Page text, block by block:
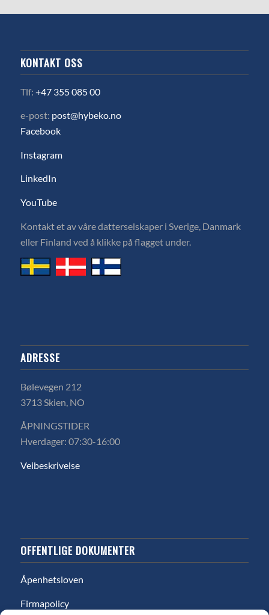
KONTAKT OSS
Tlf: +47 355 085 00
e-post: post@hybeko.no
Facebook
Instagram
LinkedIn
YouTube
Kontakt et av våre datterselskaper i Sverige, Danmark
eller Finland ved å klikke på flagget under.
ADRESSE
Bølevegen 212
3713 Skien, NO
ÅPNINGSTIDER
Hverdager: 07:30-16:00
Veibeskrivelse
OFFENTLIGE DOKUMENTER
Åpenhetsloven
Firmapolicy